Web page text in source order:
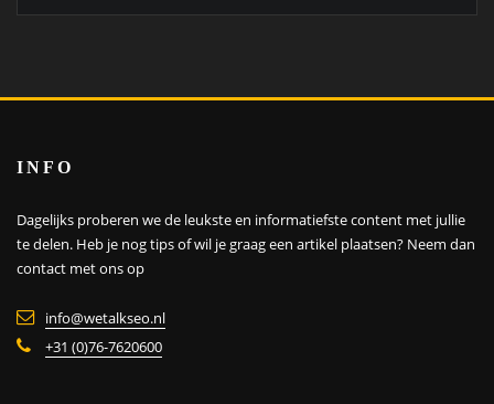
INFO
Dagelijks proberen we de leukste en informatiefste content met jullie
te delen. Heb je nog tips of wil je graag een artikel plaatsen? Neem dan
contact met ons op
info@wetalkseo.nl
+31 (0)76-7620600